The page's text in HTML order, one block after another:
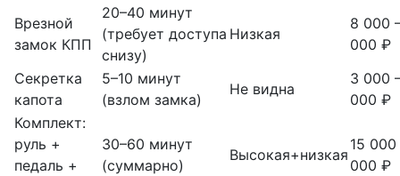
Врезной
замок КПП
20–40 минут
(требует доступа
снизу)
Низкая
8 000
000 ₽
Секретка
капота
5–10 минут
(взлом замка)
Не видна
3 000
000 ₽
Комплект:
руль +
педаль +
30–60 минут
(суммарно)
Высокая+низкая
15
000 ₽